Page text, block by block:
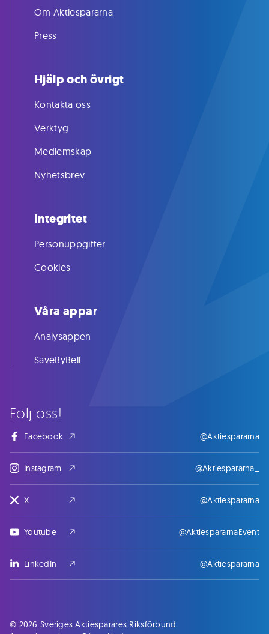
Följ oss!
Facebook @Aktiespararna
Instagram @Aktiespararna_
X @Aktiespararna
Youtube @AktiespararnaEvent
LinkedIn @Aktiespararna
Om Aktiespararna
Press
Hjälp och övrigt
Kontakta oss
Verktyg
Medlemskap
Nyhetsbrev
Integritet
Personuppgifter
Cookies
Våra appar
Analysappen
SaveByBell
© 2026 Sveriges Aktiesparares Riksförbund